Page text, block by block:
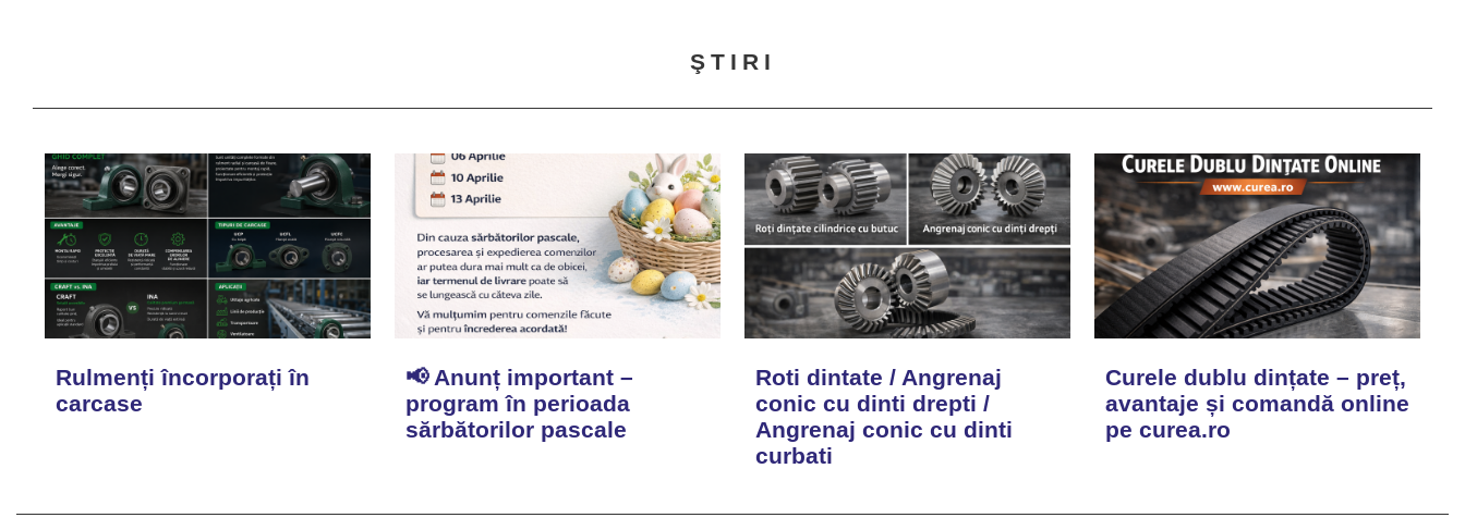
ŞTIRI
Rulmenți încorporați în
carcase
📢 Anunț important –
program în perioada
sărbătorilor pascale
Roti dintate / Angrenaj
conic cu dinti drepti /
Angrenaj conic cu dinti
curbati
Curele dublu dințate – preț,
avantaje și comandă online
pe curea.ro